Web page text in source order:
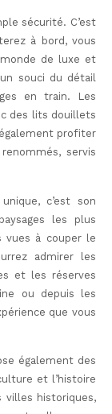
sécurité. C’est
à bord, vous
de luxe et
un souci du détail
en train. Les
des lits douillets
profiter
servis
c’est son
les plus
vues à couper le
admirer les
et les réserves
ou depuis les
que vous
également des
et l’histoire
villes historiques,